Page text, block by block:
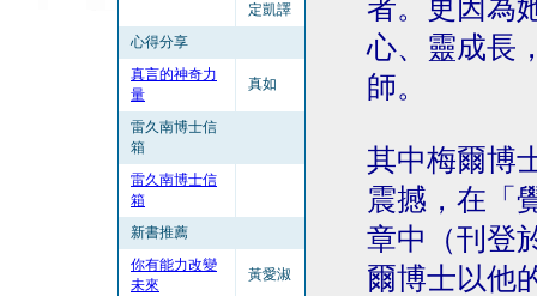
定凱譯
心得分享
真言的神奇力
量
真如
雷久南博士信
箱
雷久南博士信
箱
新書推薦
你有能力改變
未來
黃愛淑
者。更因為
心、靈成長
師。
其中梅爾博
震撼，在「
章中（刊登
爾博士以他